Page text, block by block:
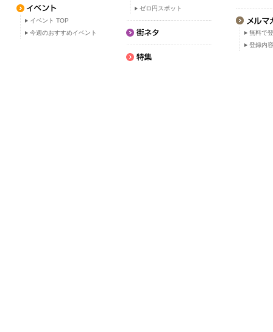
イベント TOP
今週のおすすめイベント
ゼロ円スポット
無料で
登録内